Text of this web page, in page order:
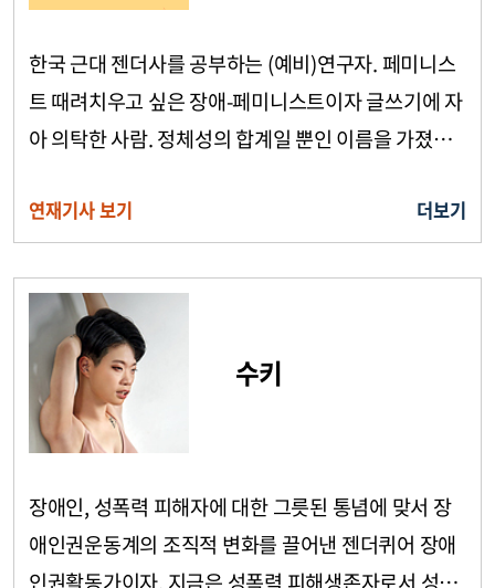
한국 근대 젠더사를 공부하는 (예비)연구자. 페미니스
트 때려치우고 싶은 장애-페미니스트이자 글쓰기에 자
아 의탁한 사람. 정체성의 합계일 뿐인 이름을 가졌으
가 맞지 않는 이상한 삶을 살며, 역시 이상한 인간의 흔
적을 쫓
연재기사 보기 더보기
수키
장애인, 성폭력 피해자에 대한 그릇된 통념에 맞서 장
애인권운동계의 조직적 변화를 끌어낸 젠더퀴어 장애
인권활동가이자, 지금은 성폭력 피해생존자로서 성평